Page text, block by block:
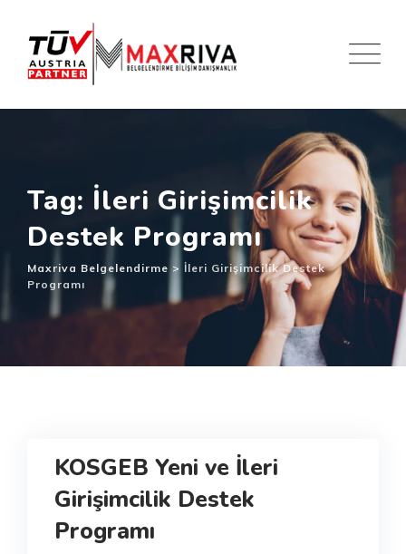
content
Tag: İleri Girişimcilik
Destek Programı
Maxriva Belgelendirme > İleri Girişimcilik Destek
Programı
KOSGEB Yeni ve İleri
Girişimcilik Destek
Programı